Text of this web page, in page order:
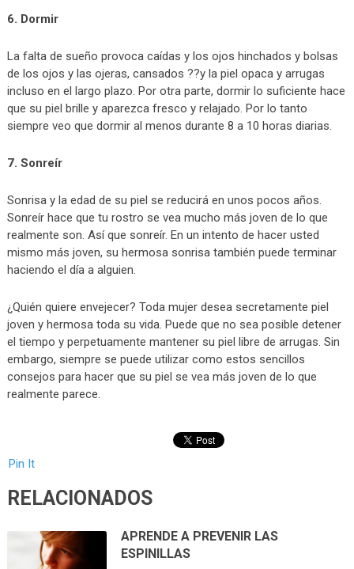
6. Dormir
La falta de sueño provoca caídas y los ojos hinchados y bolsas
de los ojos y las ojeras, cansados ??y la piel opaca y arrugas
incluso en el largo plazo. Por otra parte, dormir lo suficiente hace
que su piel brille y aparezca fresco y relajado. Por lo tanto
siempre veo que dormir al menos durante 8 a 10 horas diarias.
7. Sonreír
Sonrisa y la edad de su piel se reducirá en unos pocos años.
Sonreír hace que tu rostro se vea mucho más joven de lo que
realmente son. Así que sonreír. En un intento de hacer usted
mismo más joven, su hermosa sonrisa también puede terminar
haciendo el día a alguien.
¿Quién quiere envejecer? Toda mujer desea secretamente piel
joven y hermosa toda su vida. Puede que no sea posible detener
el tiempo y perpetuamente mantener su piel libre de arrugas. Sin
embargo, siempre se puede utilizar como estos sencillos
consejos para hacer que su piel se vea más joven de lo que
realmente parece.
Pin It
RELACIONADOS
APRENDE A PREVENIR LAS
ESPINILLAS